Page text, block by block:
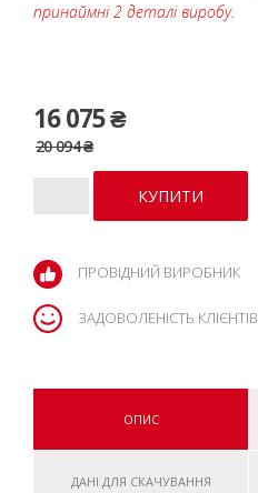
принаймні 2 деталі виробу.
16 075 ₴
20 094 ₴
ПРОВІДНИЙ ВИРОБНИК
ЗАДОВОЛЕНІСТЬ КЛІЄНТІВ
ОПИС
ДАНІ ДЛЯ СКАЧУВАННЯ